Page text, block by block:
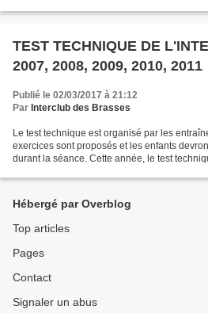
TEST TECHNIQUE DE
2007, 2008, 2009, 2010, 2011
Publié le 02/03/2017 à 21:12
Par Interclub des Brasses
Le test technique est organisé par les
exercices sont proposés et les enfants
durant la séance. Cette année, le test
Hébergé par Overblog
Top articles
Pages
Contact
Signaler un abus